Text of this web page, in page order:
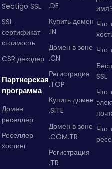
Sectigo SSL
SSL
сертификат
стоимость
CSR декодер
Партнерская
программа
Домен
реселлер
Реселлер
хостинг
.DE
Купить домен
.IN
Домен в зоне
.CN
Регистрация
.TOP
Купить домен
.SITE
Домен в зоне
.COM.TR
Регистрация
.TR
Что
Что
SSL
Что
Что